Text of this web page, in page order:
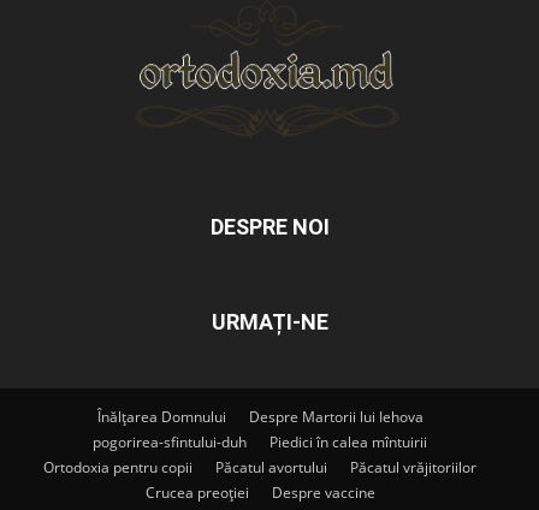
DESPRE NOI
URMAȚI-NE
Înălțarea Domnului
Despre Martorii lui Iehova
pogorirea-sfintului-duh
Piedici în calea mîntuirii
Ortodoxia pentru copii
Păcatul avortului
Păcatul vrăjitoriilor
Crucea preoției
Despre vaccine